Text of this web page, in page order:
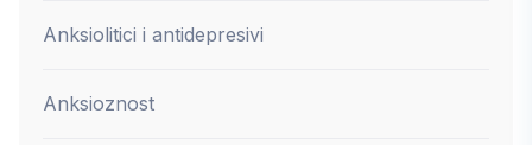
Anksiolitici i antidepresivi
Anksioznost